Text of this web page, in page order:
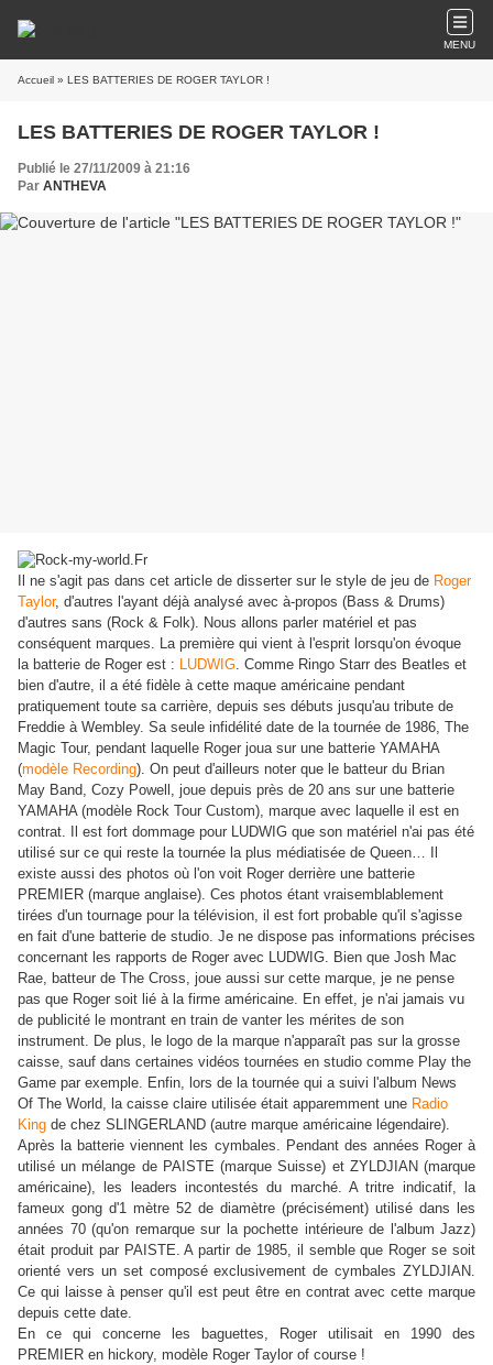
MENU
Accueil » LES BATTERIES DE ROGER TAYLOR !
LES BATTERIES DE ROGER TAYLOR !
Publié le 27/11/2009 à 21:16
Par ANTHEVA
Il ne s'agit pas dans cet article de disserter sur le style de jeu de Roger
Taylor, d'autres l'ayant déjà analysé avec à-propos (Bass & Drums)
d'autres sans (Rock & Folk). Nous allons parler matériel et pas
conséquent marques. La première qui vient à l'esprit lorsqu'on évoque
la batterie de Roger est : LUDWIG. Comme Ringo Starr des Beatles et
bien d'autre, il a été fidèle à cette maque américaine pendant
pratiquement toute sa carrière, depuis ses débuts jusqu'au tribute de
Freddie à Wembley. Sa seule infidélité date de la tournée de 1986, The
Magic Tour, pendant laquelle Roger joua sur une batterie YAMAHA
(modèle Recording). On peut d'ailleurs noter que le batteur du Brian
May Band, Cozy Powell, joue depuis près de 20 ans sur une batterie
YAMAHA (modèle Rock Tour Custom), marque avec laquelle il est en
contrat. Il est fort dommage pour LUDWIG que son matériel n'ai pas été
utilisé sur ce qui reste la tournée la plus médiatisée de Queen… Il
existe aussi des photos où l'on voit Roger derrière une batterie
PREMIER (marque anglaise). Ces photos étant vraisemblablement
tirées d'un tournage pour la télévision, il est fort probable qu'il s'agisse
en fait d'une batterie de studio. Je ne dispose pas informations précises
concernant les rapports de Roger avec LUDWIG. Bien que Josh Mac
Rae, batteur de The Cross, joue aussi sur cette marque, je ne pense
pas que Roger soit lié à la firme américaine. En effet, je n'ai jamais vu
de publicité le montrant en train de vanter les mérites de son
instrument. De plus, le logo de la marque n'apparaît pas sur la grosse
caisse, sauf dans certaines vidéos tournées en studio comme Play the
Game par exemple. Enfin, lors de la tournée qui a suivi l'album News
Of The World, la caisse claire utilisée était apparemment une Radio
King de chez SLINGERLAND (autre marque américaine légendaire).
Après la batterie viennent les cymbales. Pendant des années Roger à
utilisé un mélange de PAISTE (marque Suisse) et ZYLDJIAN (marque
américaine), les leaders incontestés du marché. A tritre indicatif, la
fameux gong d'1 mètre 52 de diamètre (précisément) utilisé dans les
années 70 (qu'on remarque sur la pochette intérieure de l'album Jazz)
était produit par PAISTE. A partir de 1985, il semble que Roger se soit
orienté vers un set composé exclusivement de cymbales ZYLDJIAN.
Ce qui laisse à penser qu'il est peut être en contrat avec cette marque
depuis cette date.
En ce qui concerne les baguettes, Roger utilisait en 1990 des
PREMIER en hickory, modèle Roger Taylor of course !